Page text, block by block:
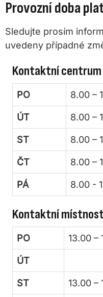
Provozní doba
Sledujte prosím
uvedeny případné
Kontaktní centrum
PO 8.00 –
ÚT 8.00 –
ST 8.00 –
ČT 8.00 –
PÁ 8.00 -
Kontaktní místnost
PO 13.00 –
ÚT
ST 13.00 –